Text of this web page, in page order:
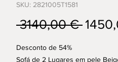
SKU: 2821005T1581
3140,00 € Preço
Desconto de 54%
Sofá de 2 Lugares em pele